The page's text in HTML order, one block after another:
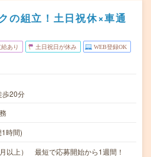
の組立！土日祝休×車通
あり 土日祝日が休み WEB登録OK
歩20分
時間)
以上） 最短で応募開始から1週間！